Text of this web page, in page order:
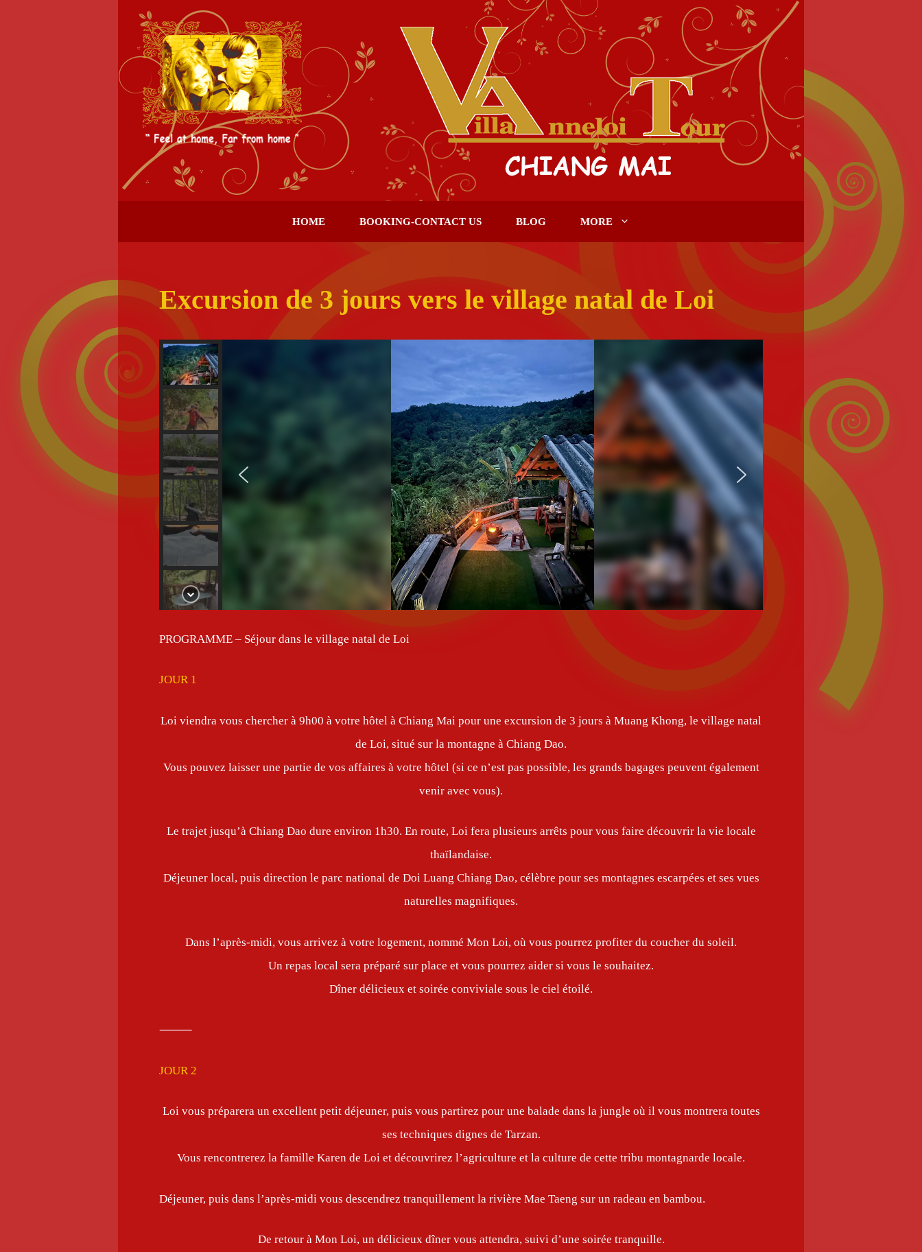
HOME BOOKING-CONTACT US BLOG MORE
Excursion de 3 jours vers le village natal de Loi
PROGRAMME – Séjour dans le village natal de Loi
JOUR 1
Loi viendra vous chercher à 9h00 à votre hôtel à Chiang Mai pour une excursion de 3 jours à Muang Khong, le village natal
de Loi, situé sur la montagne à Chiang Dao.
Vous pouvez laisser une partie de vos affaires à votre hôtel (si ce n’est pas possible, les grands bagages peuvent également
venir avec vous).
Le trajet jusqu’à Chiang Dao dure environ 1h30. En route, Loi fera plusieurs arrêts pour vous faire découvrir la vie locale
thaïlandaise.
Déjeuner local, puis direction le parc national de Doi Luang Chiang Dao, célèbre pour ses montagnes escarpées et ses vues
naturelles magnifiques.
Dans l’après-midi, vous arrivez à votre logement, nommé Mon Loi, où vous pourrez profiter du coucher du soleil.
Un repas local sera préparé sur place et vous pourrez aider si vous le souhaitez.
Dîner délicieux et soirée conviviale sous le ciel étoilé.
⸻
JOUR 2
Loi vous préparera un excellent petit déjeuner, puis vous partirez pour une balade dans la jungle où il vous montrera toutes
ses techniques dignes de Tarzan.
Vous rencontrerez la famille Karen de Loi et découvrirez l’agriculture et la culture de cette tribu montagnarde locale.
Déjeuner, puis dans l’après-midi vous descendrez tranquillement la rivière Mae Taeng sur un radeau en bambou.
De retour à Mon Loi, un délicieux dîner vous attendra, suivi d’une soirée tranquille.